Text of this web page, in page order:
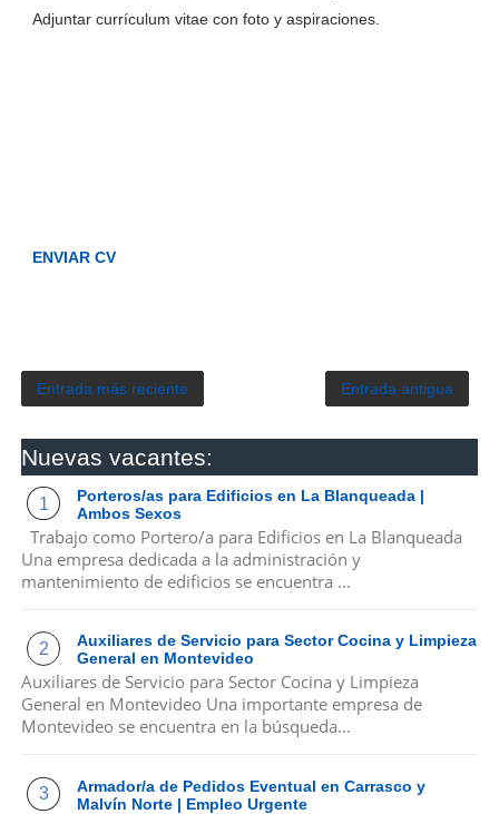
Adjuntar currículum vitae con foto y aspiraciones.
ENVIAR CV
Entrada más reciente Entrada antigua
Nuevas vacantes:
Porteros/as para Edificios en La Blanqueada |
Ambos Sexos
Trabajo como Portero/a para Edificios en La Blanqueada
Una empresa dedicada a la administración y
mantenimiento de edificios se encuentra ...
Auxiliares de Servicio para Sector Cocina y Limpieza
General en Montevideo
Auxiliares de Servicio para Sector Cocina y Limpieza
General en Montevideo Una importante empresa de
Montevideo se encuentra en la búsqueda...
Armador/a de Pedidos Eventual en Carrasco y
Malvín Norte | Empleo Urgente